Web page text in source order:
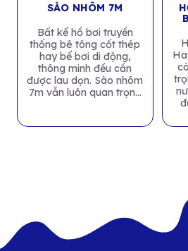
SÀO NHÔM 7M
Bất kể hồ bơi truyền
thống bê tông cốt thép
hay bể bơi di động,
thông minh đều cần
được lau dọn. Sào nhôm
7m vẫn luôn quan trọng